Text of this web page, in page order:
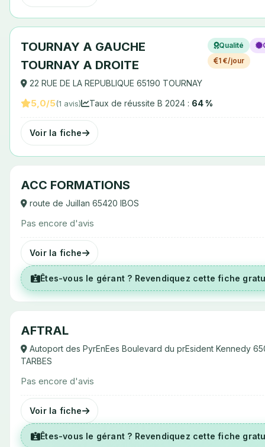
TOURNAY A GAUCHE
TOURNAY A DROITE
22 RUE DE LA REPUBLIQUE 65190 TOURNAY
Qualité
1 €/jour
5,0/5(1 avis) Taux de réussite B 2024 : 64 %
Voir la fiche
ACC FORMATIONS
route de Juillan 65420 IBOS
Pas encore d'avis
Voir la fiche
Êtes-vous le gérant ? Revendiquez cette fiche
AFTRAL
Autoport des PyrEnEes Boulevard du prEsident Kennedy
TARBES
Pas encore d'avis
Voir la fiche
Êtes-vous le gérant ? Revendiquez cette fiche